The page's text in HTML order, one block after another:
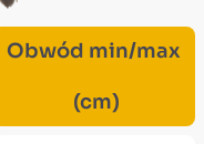
Obwód min/max
(cm)